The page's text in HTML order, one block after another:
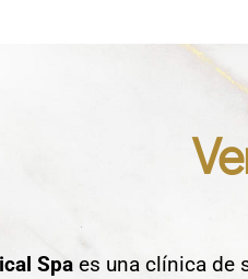
Spaes una clínica de